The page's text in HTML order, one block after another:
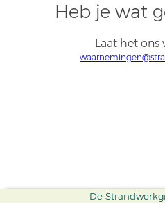
Heb je wat
Laat het ons
De